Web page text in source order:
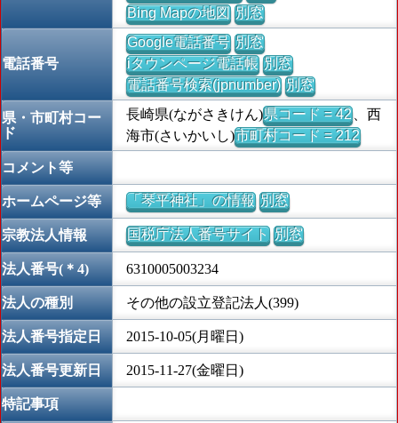
Bing Mapの地図 別窓
電話番号
Google電話番号 別窓
iタウンページ電話帳 別窓
電話番号検索(jpnumber) 別窓
県・市町村コー
ド
長崎県(ながさきけん)県コード = 42、西
海市(さいかいし)市町村コード = 212
コメント等
ホームページ等 「琴平神社」の情報 別窓
宗教法人情報 国税庁法人番号サイト 別窓
法人番号(＊4) 6310005003234
法人の種別 その他の設立登記法人(399)
法人番号指定日 2015-10-05(月曜日)
法人番号更新日 2015-11-27(金曜日)
特記事項